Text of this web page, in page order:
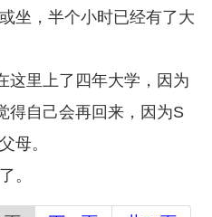
坐，半个小时已经有了大
这里上了四年大学，因为
得自己会再回来，因为S
母。
。